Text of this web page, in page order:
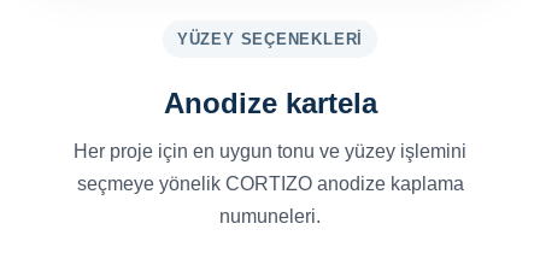
YÜZEY SEÇENEKLERI
Anodize kartela
Her proje için en uygun tonu ve yüzey işlemini
seçmeye yönelik CORTIZO anodize kaplama
numuneleri.